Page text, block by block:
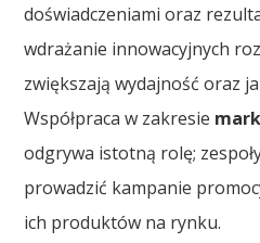
doświadczeniami oraz
wdrażanie innowacyjnych
zwiększają wydajność oraz
Współpraca w zakresie
odgrywa istotną rolę;
prowadzić kampanie
ich produktów na rynku.